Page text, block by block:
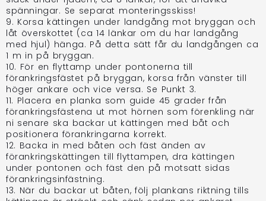
spänningar. Se separat monteringsskiss!
9. Korsa kättingen under landgång mot bryggan och
låt överskottet (ca 14 länkar om du har landgång
med hjul) hänga. På detta sätt får du landgången ca
1 m in på bryggan.
10. För en flyttamp under pontonerna till
förankringsfästet på bryggan, korsa från vänster till
höger ankare och vice versa. Se Punkt 3.
11. Placera en planka som guide 45 grader från
förankringsfästena ut mot hörnen som förenkling när
ni senare ska backar ut kättingen med båt och
positionera förankringarna korrekt.
12. Backa in med båten och fäst änden av
förankringskättingen till flyttampen, dra kättingen
under pontonen och fäst den på motsatt sidas
förankringsinfästning.
13. När du backar ut båten, följ plankans riktning tills